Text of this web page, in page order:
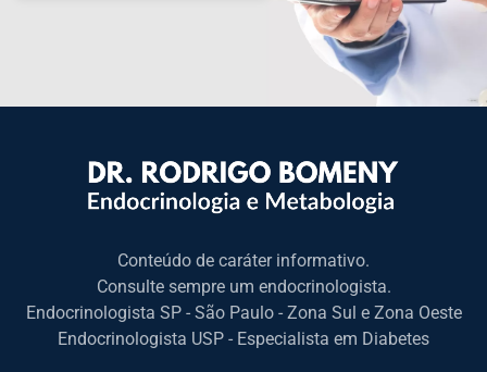
Conteúdo de caráter informativo.
Consulte sempre um endocrinologista.
Endocrinologista SP - São Paulo - Zona Sul e Zona Oeste
Endocrinologista USP - Especialista em Diabetes